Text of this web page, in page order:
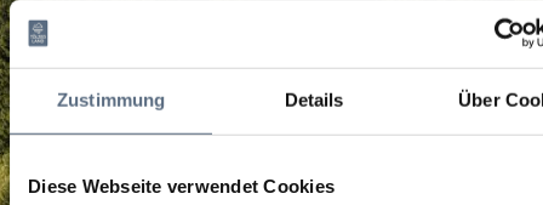
Zustimmung Details Über
Diese Webseite verwendet Cookies